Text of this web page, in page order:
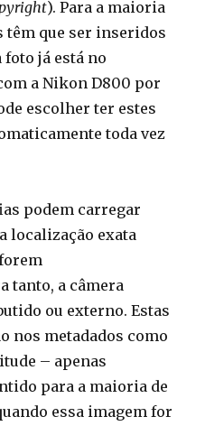
). Para a maioria
têm que ser inseridos
já está no
a Nikon D800 por
escolher ter estes
toda vez
podem carregar
localização exata
tanto, a câmera
ou externo. Estas
nos metadados como
– apenas
para a maioria de
essa imagem for